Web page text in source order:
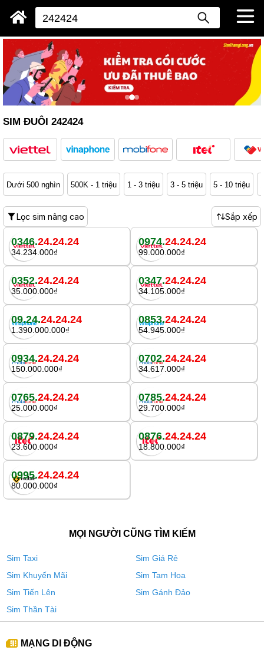
SIM ĐUÔI 242424
Dưới 500 nghìn 500K - 1 triệu 1 - 3 triệu 3 - 5 triệu 5 - 10 triệu
Lọc sim nâng cao Sắp xếp
0346.24.24.24
34.234.000₫
0974.24.24.24
99.000.000₫
0352.24.24.24
35.000.000₫
0347.24.24.24
34.105.000₫
09.24.24.24.24
1.390.000.000₫
0853.24.24.24
54.945.000₫
0934.24.24.24
150.000.000₫
0702.24.24.24
34.617.000₫
0765.24.24.24
25.000.000₫
0785.24.24.24
29.700.000₫
0879.24.24.24
23.600.000₫
0876.24.24.24
18.800.000₫
0995.24.24.24
80.000.000₫
MỌI NGƯỜI CŨNG TÌM KIẾM
Sim Taxi
Sim Giá Rẻ
Sim Khuyến Mãi
Sim Tam Hoa
Sim Tiến Lên
Sim Gánh Đảo
Sim Thần Tài
MẠNG DI ĐỘNG